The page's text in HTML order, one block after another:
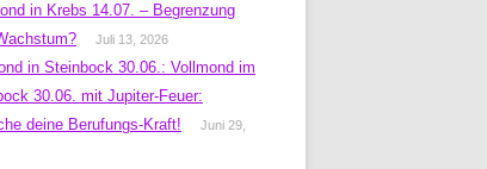
in Krebs 14.07. – Begrenzung
Juli 13, 2026
in Steinbock 30.06.: Vollmond im
30.06. mit Jupiter-Feuer:
deine Berufungs-Kraft!
Juni 29,